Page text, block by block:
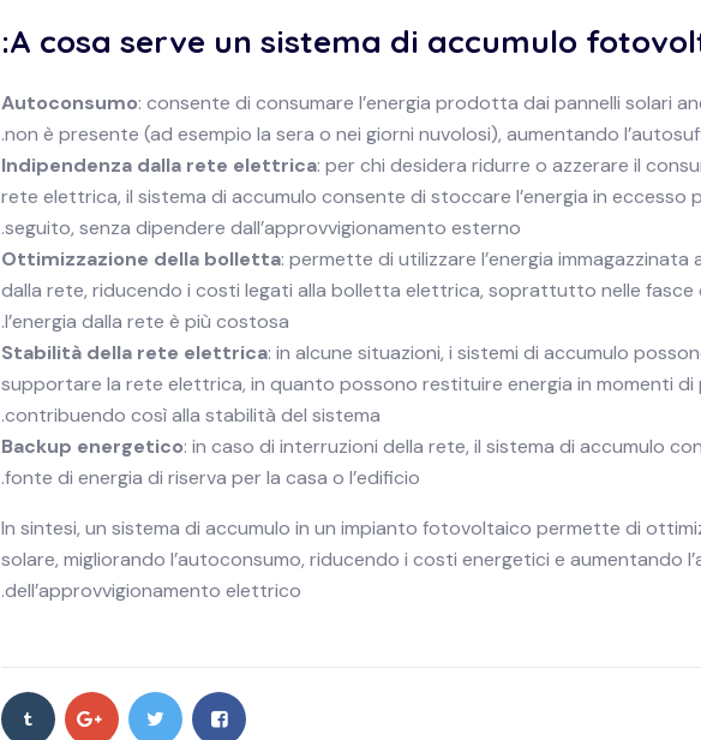
A cosa serve un sistema di accumulo
Autoconsumo: consente di consumare l’energia prodotta dai pannelli solari
non è presente (ad esempio la sera o nei giorni nuvolosi), aumentando
Indipendenza dalla rete elettrica: per chi desidera ridurre o azzerare il
rete elettrica, il sistema di accumulo consente di stoccare l’energia in eccesso
seguito, senza dipendere dall’approvvigionamento esterno.
Ottimizzazione della bolletta: permette di utilizzare l’energia immagazzinata
dalla rete, riducendo i costi legati alla bolletta elettrica, soprattutto nelle fasce
l’energia dalla rete è più costosa.
Stabilità della rete elettrica: in alcune situazioni, i sistemi di accumulo
supportare la rete elettrica, in quanto possono restituire energia in momenti di
contribuendo così alla stabilità del sistema.
Backup energetico: in caso di interruzioni della rete, il sistema di accumulo
fonte di energia di riserva per la casa o l’edificio.
In sintesi, un sistema di accumulo in un impianto fotovoltaico permette di
solare, migliorando l’autoconsumo, riducendo i costi energetici e aumentando
dell’approvvigionamento elettrico.